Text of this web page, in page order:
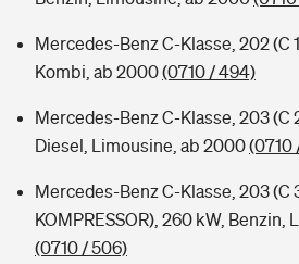
Mercedes-Benz C-Klasse, 202 (C
Kombi, ab 2000(0710 / 494)
Mercedes-Benz C-Klasse, 203 (C
Diesel, Limousine, ab 2000(0710
Mercedes-Benz C-Klasse, 203 (C
KOMPRESSOR), 260 kW,
(0710 / 506)